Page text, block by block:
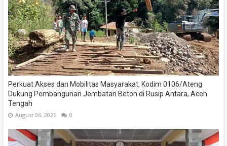
Perkuat Akses dan Mobilitas Masyarakat, Kodim 0106/Ateng
Dukung Pembangunan Jembatan Beton di Rusip Antara, Aceh
Tengah
August 06, 2026 0